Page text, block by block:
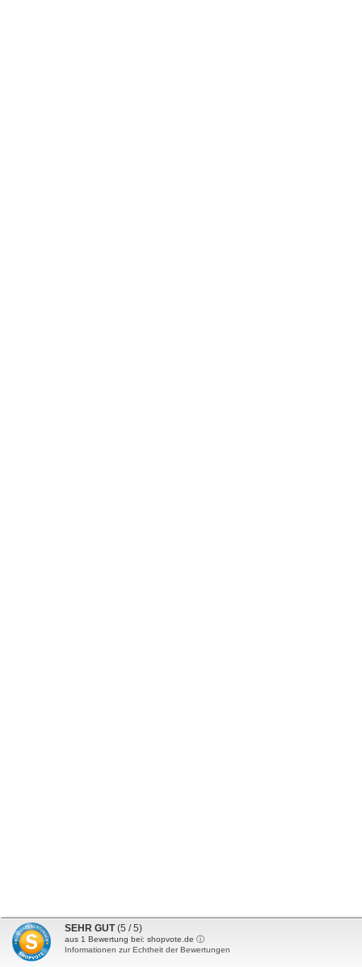
SEHR GUT (5 / 5)
aus 1 Bewertung bei: shopvote.de ⓘ
Informationen zur Echtheit der Bewertungen